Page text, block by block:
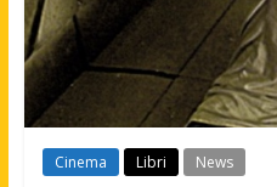
Cinema Libri News